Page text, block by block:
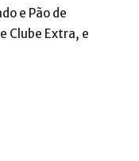
e Pão de
Clube Extra, e